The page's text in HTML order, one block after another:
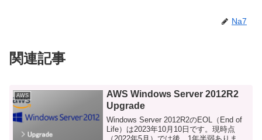
Na7
関連記事
AWS
AWS Windows Server 2012R2
Upgrade
Windows Server 2012R2のEOL（End of
Life）は2023年10月10日です。現時点